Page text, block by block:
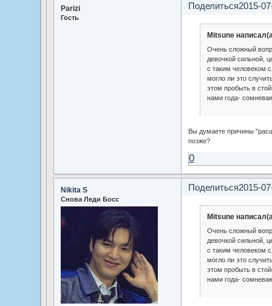
Поделиться2015-
Parizi
Гость
Mitsune
Очень сложный
девочкой сильной,
с таким человеком
могло ли это
этом пробыть в
нами года-
Вы думаете причины
позже?
0
Поделиться2015-
Nikita S
Снова Леди Босс
Mitsune
Очень сложный
девочкой сильной,
с таким человеком
могло ли это
этом пробыть в
нами года-